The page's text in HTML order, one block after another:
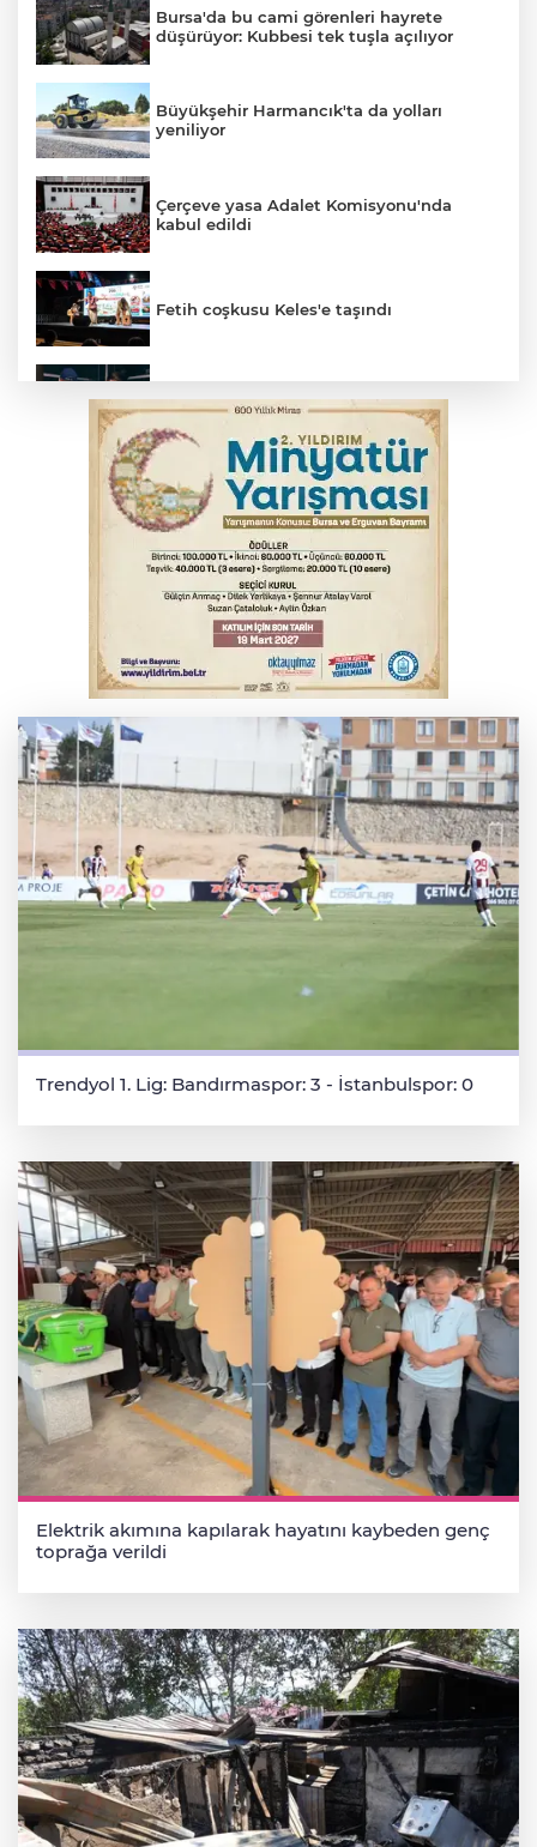
Bursa'da bu cami görenleri hayrete
düşürüyor: Kubbesi tek tuşla açılıyor
Büyükşehir Harmancık'ta da yolları
yeniliyor
Çerçeve yasa Adalet Komisyonu'nda
kabul edildi
Fetih coşkusu Keles'e taşındı
kişi tutuklandı
İnegöl’de yangın paniği! Apartmana
sıçrayan alevler söndürüldü
Elektrik akımına kapılan işçi hayatını
kaybetti
Serbest piyasada döviz fiyatları
Trendyol 1. Lig: Bandırmaspor: 3 - İstanbulspor: 0
Elektrik akımına kapılarak hayatını kaybeden genç
toprağa verildi